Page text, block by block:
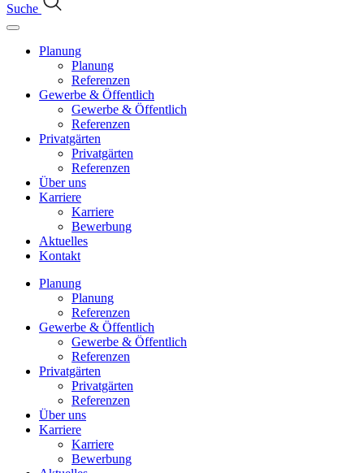
Suche
Planung
Planung
Referenzen
Gewerbe & Öffentlich
Gewerbe & Öffentlich
Referenzen
Privatgärten
Privatgärten
Referenzen
Über uns
Karriere
Karriere
Bewerbung
Aktuelles
Kontakt
Planung
Planung
Referenzen
Gewerbe & Öffentlich
Gewerbe & Öffentlich
Referenzen
Privatgärten
Privatgärten
Referenzen
Über uns
Karriere
Karriere
Bewerbung